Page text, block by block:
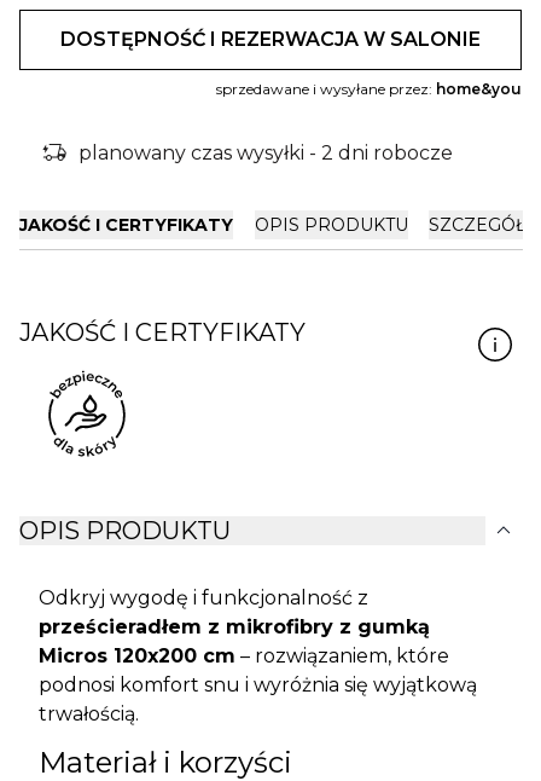
DOSTĘPNOŚĆ I REZERWACJA W SALONIE
sprzedawane i wysyłane przez: home&you
delivery_truck_bolt planowany czas wysyłki - 2 dni robocze
JAKOŚĆ I CERTYFIKATY OPIS PRODUKTU
JAKOŚĆ I CERTYFIKATY
OPIS PRODUKTU expand_more
Odkryj wygodę i funkcjonalność z
prześcieradłem z mikrofibry z gumką
Micros 120x200 cm – rozwiązaniem, które
podnosi komfort snu i wyróżnia się wyjątkową
trwałością.
Materiał i korzyści